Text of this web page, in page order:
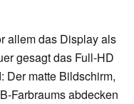
allem das Display als
gesagt das Full-HD
Der matte Bildschirm,
Farbraums abdecken